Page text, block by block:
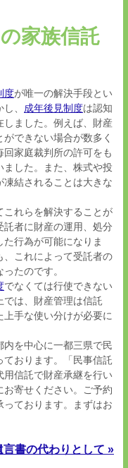
家族信託
度が唯一の解決手段とい
、 成年後見制度は認知
ました。例えば、財産
できない場合が数多く
家庭裁判所の許可をも
ました。また、株式や投
結されることは大きな
れらを解決することが
者に財産の運用、処分
行為が可能になりま
これによって受託者の
たのです。
でなくては行使できない
では、財産管理は信託
上手な使い分けが必要に
を中心に一都三県で民
おります。「民事信託
信託で財産承継を行い
寄せください。ご予約
ております。まずはお
言書の代わりとして »